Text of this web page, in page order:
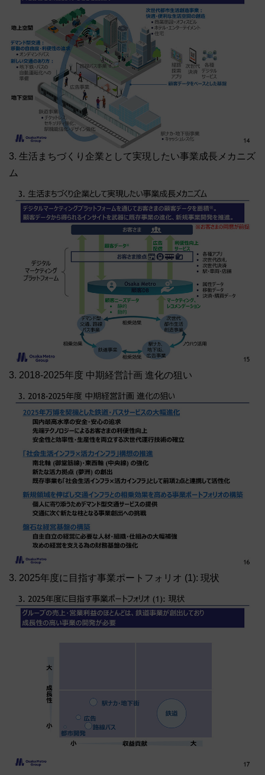
3. 生活まちづくり企業として実現したい事業成長メカニズ
ム
3. 2018-2025年度 中期経営計画 進化の狙い
3. 2025年度に目指す事業ポートフォリオ (1): 現状